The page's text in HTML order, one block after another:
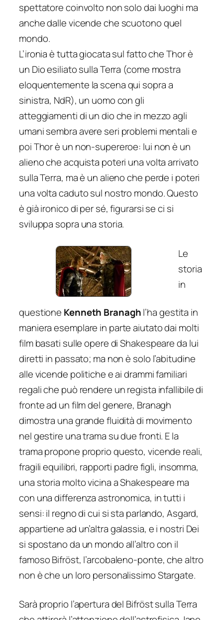
spettatore coinvolto non solo dai luoghi ma
anche dalle vicende che scuotono quel
mondo.
L’ironia è tutta giocata sul fatto che Thor è
un Dio esiliato sulla Terra (come mostra
eloquentemente la scena qui sopra a
sinistra, NdR), un uomo con gli
atteggiamenti di un dio che in mezzo agli
umani sembra avere seri problemi mentali e
poi Thor è un non-supereroe: lui non è un
alieno che acquista poteri una volta arrivato
sulla Terra, ma è un alieno che perde i poteri
una volta caduto sul nostro mondo. Questo
è già ironico di per sé, figurarsi se ci si
sviluppa sopra una storia.
Le
storia
in
questione Kenneth Branaghl’ha gestita in
maniera esemplare in parte aiutato dai molti
film basati sulle opere di Shakespeare da lui
diretti in passato; ma non è solo l’abitudine
alle vicende politiche e ai drammi familiari
regali che può rendere un regista infallibile di
fronte ad un film del genere, Branagh
dimostra una grande fluidità di movimento
nel gestire una trama su due fronti. E la
trama propone proprio questo, vicende reali,
fragili equilibri, rapporti padre figli, insomma,
una storia molto vicina a Shakespeare ma
con una differenza astronomica, in tutti i
sensi: il regno di cui si sta parlando, Asgard,
appartiene ad un’altra galassia, e i nostri Dei
si spostano da un mondo all’altro con il
famoso Bifröst, l’arcobaleno-ponte, che altro
non è che un loro personalissimo Stargate.
Sarà proprio l’apertura del Bifröst sulla Terra